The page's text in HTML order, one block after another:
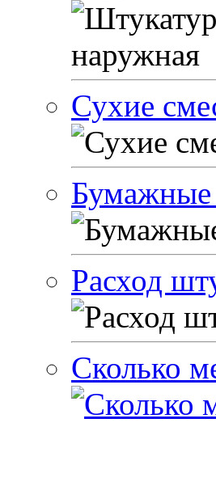
Сухие
Бумажные
Расход
Сколько